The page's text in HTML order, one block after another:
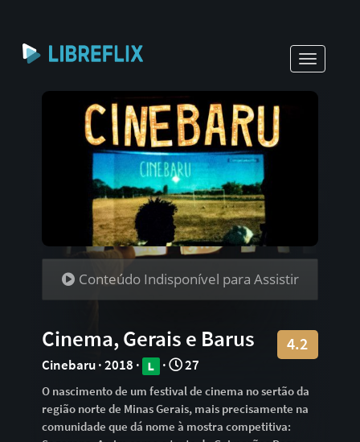
Toggle
Conteúdo Indisponível para Assistir
Cinema, Gerais e Barus 4.2
Cinebaru · 2018 · · 27
O nascimento de um festival de cinema no sertão da
região norte de Minas Gerais, mais precisamente na
comunidade que dá nome à mostra competitiva: